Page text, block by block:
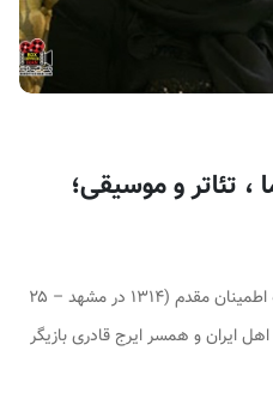
سینما ، تئاتر و موسیقی؛
تهمینه اطمینان مقدم (۱۳۱۴ در مشهد – ۲۵
اهل ایران و همسر ایرج قادری بازیگر